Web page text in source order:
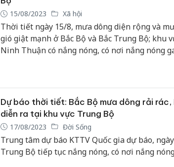
15/08/2023 Xã hội
Thời tiết ngày 15/8, mưa dông diện rộng và
gió giật mạnh ở Bắc Bộ và Bắc Trung Bộ; khu
Ninh Thuận có nắng nóng, có nơi nắng nóng
Dự báo thời tiết: Bắc Bộ mưa dông rải
diễn ra tại khu vực Trung Bộ
17/08/2023 Đời Sống
Trung tâm dự báo KTTV Quốc gia dự báo,
Trung Bộ tiếp tục nắng nóng, có nơi nắng